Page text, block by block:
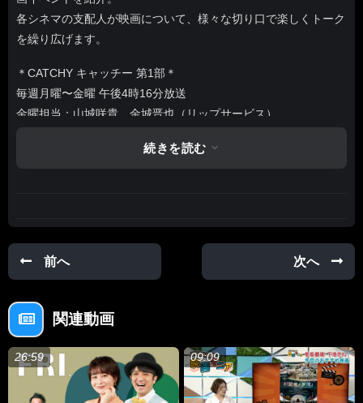
各シネマの支配人が映画について、様々な切り口で楽しくトーク
を繰り広げます。
＊CATCHY キャッチー 第1部＊
毎週月曜〜金曜 午後4時16分放送
金曜担当：山城咲貴、金城晋也（リップサービス）
【Web】https://www.qab.co.jp/catchy/
【Quebee】https://www.qab.co.jp/movie/
#CATCHY #QAB #東江万那美 #金城晋也 #リップサービス #ミニ
シアター #映画
#シアタードーナツ #シアタードーナツオキナワ #ミッションジ
ョイ #なまどぅさらばんじ
あとで見る
続きを読む
前へ 次へ
関連動画
26:59 09:09